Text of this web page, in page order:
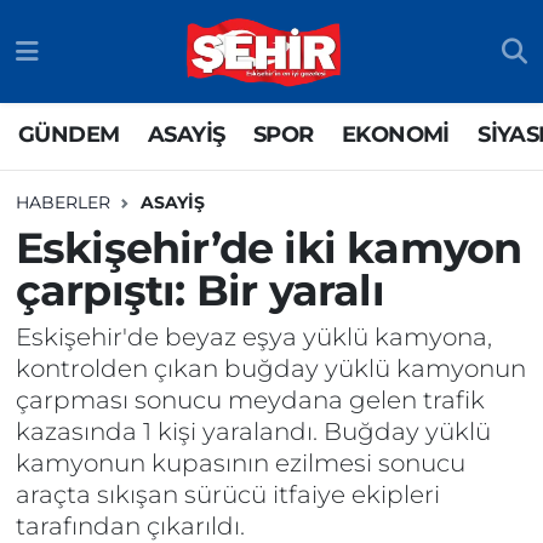
GÜNDEM ASAYİŞ SPOR EKONOMİ
HABERLER ASAYİŞ
Eskişehir’de iki kamyon
çarpıştı: Bir yaralı
Eskişehir'de beyaz eşya yüklü kamyona,
kontrolden çıkan buğday yüklü kamyonun
çarpması sonucu meydana gelen trafik
kazasında 1 kişi yaralandı. Buğday yüklü
kamyonun kupasının ezilmesi sonucu
araçta sıkışan sürücü itfaiye ekipleri
tarafından çıkarıldı.
SPOR
EKONOMİ
SİYASET
RESMİ İLAN
SİYASET
SPOR
EKONOMİ
EĞİTİM
SAĞLIK
TEKNOLOJİ
Odunpazarı Nöbetçi Eczaneler
Odunpazarı Hava Durumu
Odunpazarı Trafik Yoğunluk Haritası
TFF 3.Lig 4.Grup Puan Durumu ve Fikstür
Tüm Manşetler
Son Dakika Haberleri
Haber Arşivi